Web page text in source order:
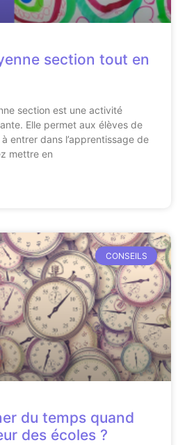
section tout en
section est une activité
Elle permet aux élèves de
entrer dans l’apprentissage de
mettre en
CONSEILS
du temps quand
des écoles ?